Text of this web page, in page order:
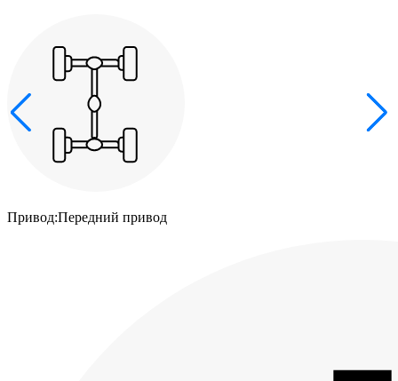
Привод:Передний привод